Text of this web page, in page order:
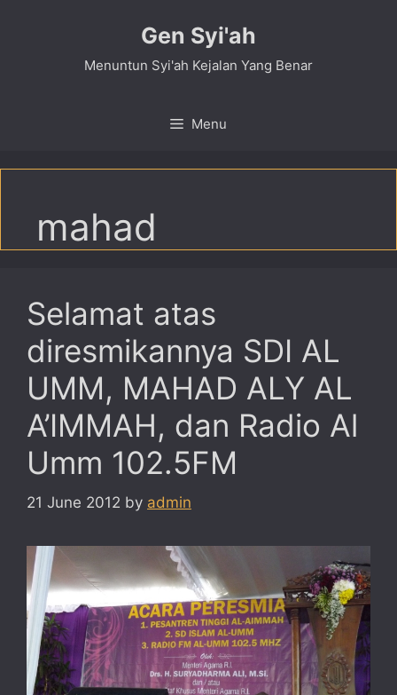
Gen Syi'ah
Menuntun Syi'ah Kejalan Yang Benar
Menu
mahad
Selamat atas
diresmikannya SDI AL
UMM, MAHAD ALY AL
A’IMMAH, dan Radio Al
Umm 102.5FM
21 June 2012 by admin